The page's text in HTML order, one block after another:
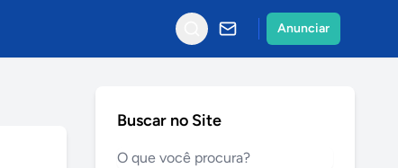
Anunciar
Buscar no Site